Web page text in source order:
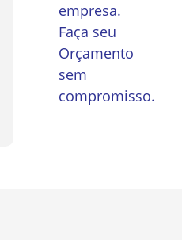
empresa.
Faça seu
Orçamento
sem
compromisso.